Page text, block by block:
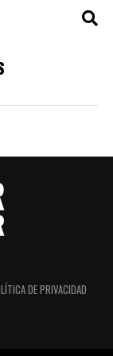
DE PRIVACIDAD